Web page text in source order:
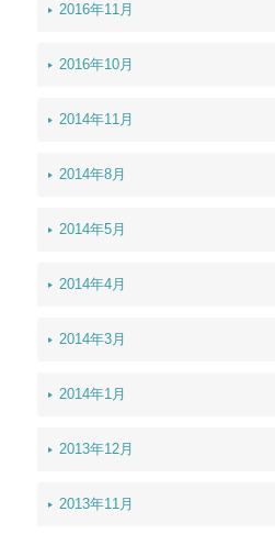
2016年11月
2016年10月
2014年11月
2014年8月
2014年5月
2014年4月
2014年3月
2014年1月
2013年12月
2013年11月